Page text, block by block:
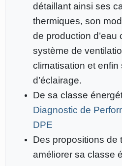
détaillant ainsi ses
thermiques, son
de production d’eau
système de
climatisation et enfin
d’éclairage.
De sa classe
Diagnostic de
DPE
Des propositions de
améliorer sa classe